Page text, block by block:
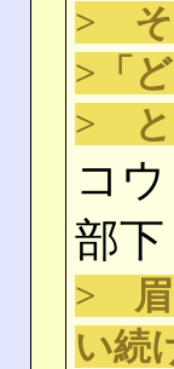
> そ
>「
> と
コ
部
> 眉
い続